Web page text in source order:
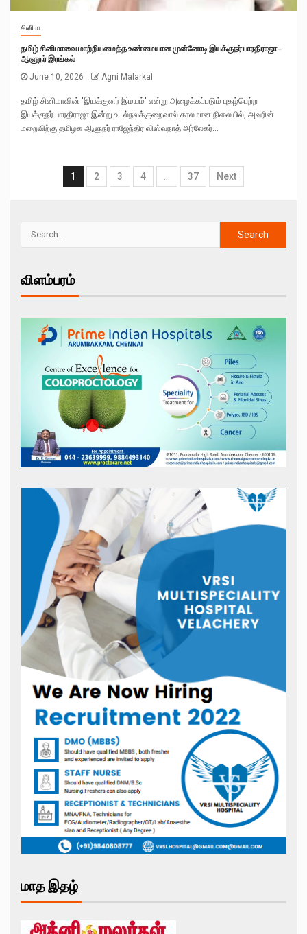
சினிமா
தமிழ் சினிமாவை மாற்றியமைத்த உண்மையான முன்னோடி இயக்குநர் பாரதிராஜா –
ஆளுநர் இரங்கல்
June 10, 2026
Agni Malarkal
தமிழ் சினிமாவின் 'இயக்குனர் இமயம்' என்று அழைக்கப்படும் புகழ்பெற்ற
இயக்குநர் பாரதிராஜா இன்று உடல்நலக்குறைவால் காலமான நிலையில், அவரின்
மறைவிற்கு தமிழக ஆளுநர் ராஜேந்திர விஸ்வநாத் அர்லேகர்...
1 2 3 4 37 Next
விளம்பரம்
மாத இதழ்